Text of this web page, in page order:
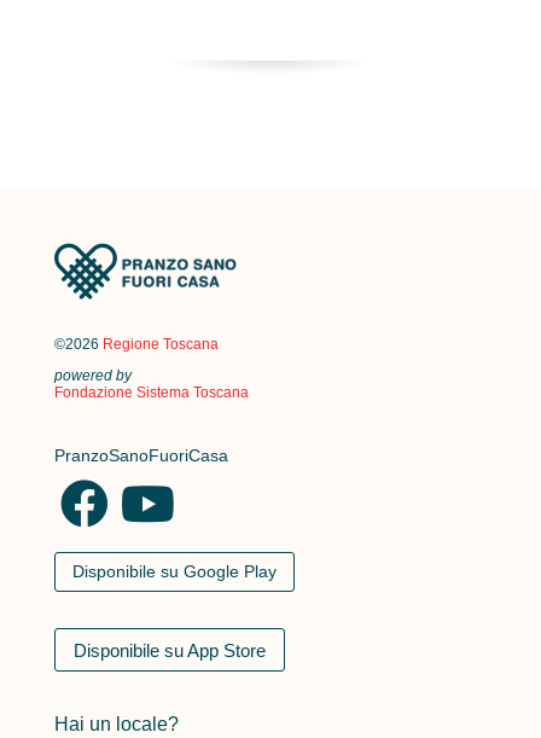
©2026 Regione Toscana
powered by
Fondazione Sistema Toscana
PranzoSanoFuoriCasa
Disponibile su Google Play
Disponibile su App Store
Hai un locale?